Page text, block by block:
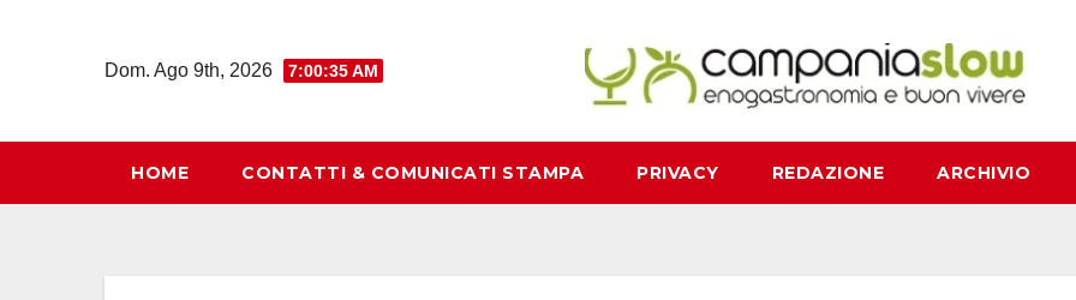
Dom. Ago 9th, 2026 7:00:36 AM
HOME CONTATTI & COMUNICATI STAMPA PRIVACY REDAZIONE ARCHIVIO